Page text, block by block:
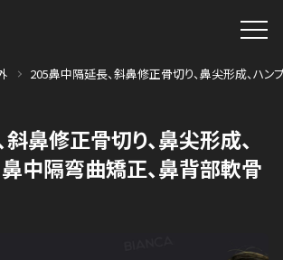
205鼻中隔延長、斜鼻修正骨切り、鼻尖形成、ハ
鼻修正骨切り、鼻尖形成、
鼻中隔弯曲矯正、鼻背部軟骨